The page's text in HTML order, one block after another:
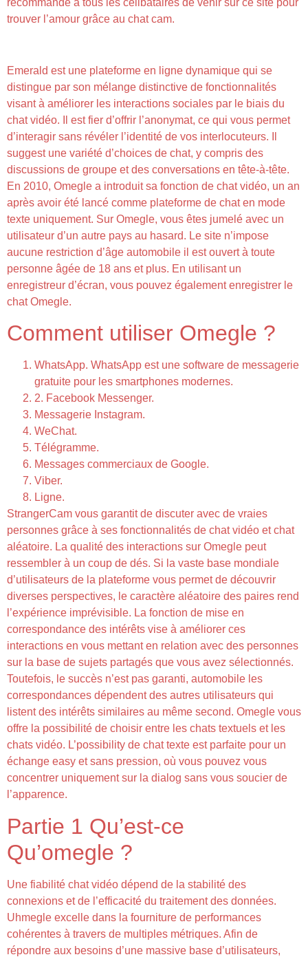
trouver l’amour grâce au chat cam.
Emerald est une plateforme en ligne dynamique qui se
distingue par son mélange distinctive de fonctionnalités
visant à améliorer les interactions sociales par le biais du
chat vidéo. Il est fier d’offrir l’anonymat, ce qui vous permet
d’interagir sans révéler l’identité de vos interlocuteurs. Il
suggest une variété d’choices de chat, y compris des
discussions de groupe et des conversations en tête-à-tête.
En 2010, Omegle a introduit sa fonction de chat vidéo, un an
après avoir été lancé comme plateforme de chat en mode
texte uniquement. Sur Omegle, vous êtes jumelé avec un
utilisateur d’un autre pays au hasard. Le site n’impose
aucune restriction d’âge automobile il est ouvert à toute
personne âgée de 18 ans et plus. En utilisant un
enregistreur d’écran, vous pouvez également enregistrer le
chat Omegle.
Comment utiliser Omegle ?
WhatsApp. WhatsApp est une software de messagerie
gratuite pour les smartphones modernes.
2. Facebook Messenger.
Messagerie Instagram.
WeChat.
Télégramme.
Messages commerciaux de Google.
Viber.
Ligne.
StrangerCam vous garantit de discuter avec de vraies
personnes grâce à ses fonctionnalités de chat vidéo et chat
aléatoire. La qualité des interactions sur Omegle peut
ressembler à un coup de dés. Si la vaste base mondiale
d’utilisateurs de la plateforme vous permet de découvrir
diverses perspectives, le caractère aléatoire des paires rend
l’expérience imprévisible. La fonction de mise en
correspondance des intérêts vise à améliorer ces
interactions en vous mettant en relation avec des personnes
sur la base de sujets partagés que vous avez sélectionnés.
Toutefois, le succès n’est pas garanti, automobile les
correspondances dépendent des autres utilisateurs qui
listent des intérêts similaires au même second. Omegle vous
offre la possibilité de choisir entre les chats textuels et les
chats vidéo. L’possibility de chat texte est parfaite pour un
échange easy et sans pression, où vous pouvez vous
concentrer uniquement sur la dialog sans vous soucier de
l’apparence.
Partie 1 Qu’est-ce
Qu’omegle ?
Une fiabilité chat vidéo dépend de la stabilité des
connexions et de l’efficacité du traitement des données.
Uhmegle excelle dans la fourniture de performances
cohérentes à travers de multiples métriques. Afin de
répondre aux besoins d’une massive base d’utilisateurs,